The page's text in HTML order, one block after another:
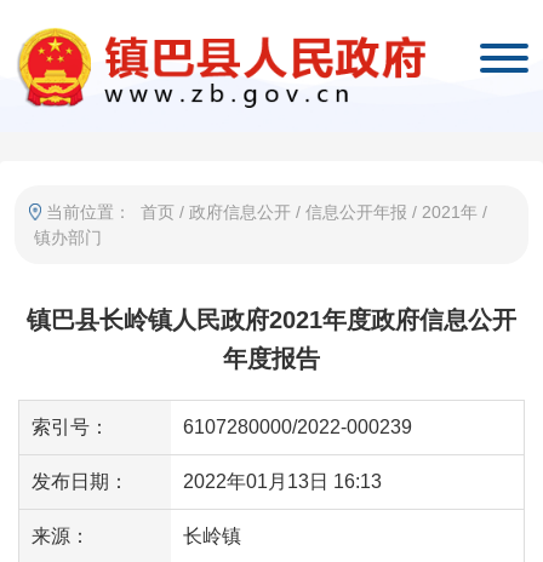
当前位置： 首页 / 政府信息公开 / 信息公开年报 / 2021年 /
镇办部门
镇巴县长岭镇人民政府2021年度政府信息公开
年度报告
索引号： 6107280000/2022-000239
发布日期： 2022年01月13日 16:13
来源： 长岭镇